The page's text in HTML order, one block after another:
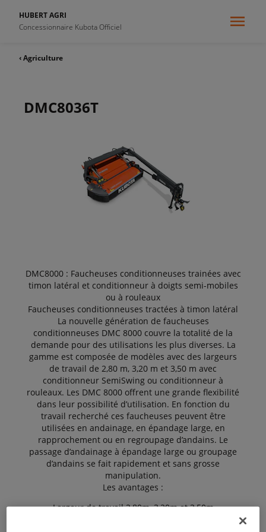
HUBERT AGRI
Concessionnaire Kubota Officiel
‹ Agriculture
DMC8036T
DMC8000 : Faucheuses conditionneuses trainées avec
timon latéral et conditionneur à doigts semi-mobiles
ou à rouleaux
Faucheuses conditionneuses tractées à timon latéral
La nouvelle génération de faucheuses
conditionneuses DMC 8000 couvre la totalité de la
demande pour des utilisations les plus diverses. La
gamme est composée de modèles avec des largeurs
de travail de 2,80 m, 3,20 m et 3,50 m avec
conditionneur SemiSwing ou conditionneur à
rouleaux. Les DMC 8000 offrent une grande flexibilité
dans leur possibilité d’utilisation. En fonction du
travail recherché ces faucheuses peuvent être
utilisées en andainage, en épandage large, en
rapprochement ou en regroupage d’andains. Le
passage d’andainage à épandage large ou groupage
d’andains se fait rapidement et sans grosse
manipulation.
Les avantages :
Largeur de travail 2,80m, 3,20m et 3,50m